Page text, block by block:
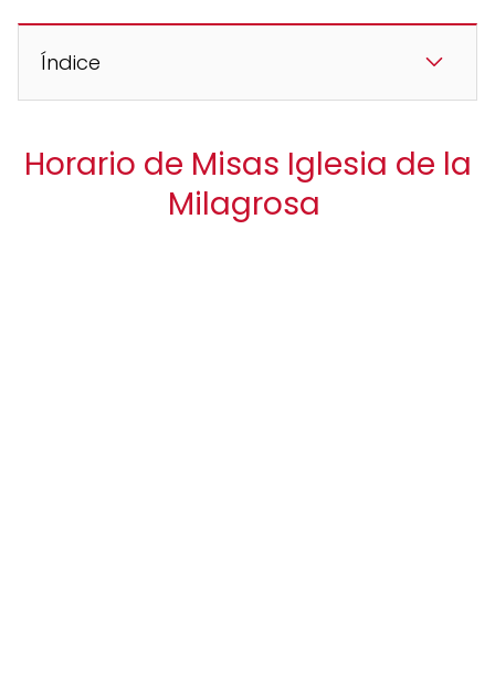
Índice
Horario de Misas Iglesia de la
Milagrosa